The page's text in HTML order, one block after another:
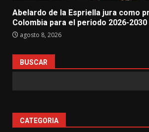
Abelardo de la Espriella jura como
Colombia para el periodo 2026-2030
agosto 8, 2026
BUSCAR
CATEGORIA